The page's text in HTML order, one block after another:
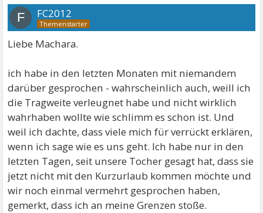
F FC2012
Liebe Machara.
ich habe in den letzten Monaten mit niemandem
darüber gesprochen - wahrscheinlich auch, weill ich
die Tragweite verleugnet habe und nicht wirklich
wahrhaben wollte wie schlimm es schon ist. Und
weil ich dachte, dass viele mich für verrückt erklären,
wenn ich sage wie es uns geht. Ich habe nur in den
letzten Tagen, seit unsere Tocher gesagt hat, dass sie
jetzt nicht mit den Kurzurlaub kommen möchte und
wir noch einmal vermehrt gesprochen haben,
gemerkt, dass ich an meine Grenzen stoße.